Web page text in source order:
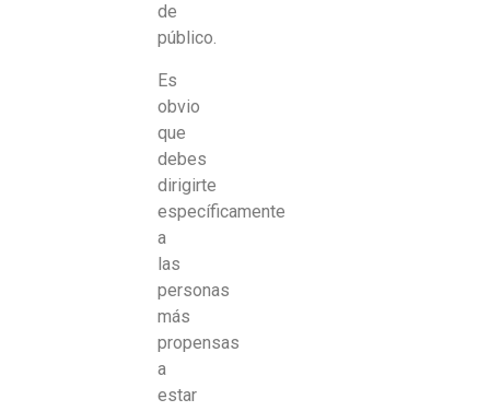
de
público.
Es
obvio
que
debes
dirigirte
específicamente
a
las
personas
más
propensas
a
estar